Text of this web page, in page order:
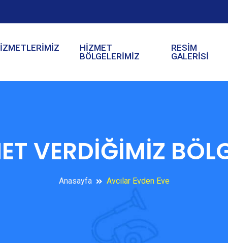
HİZMET
BÖLGELERİMİZ
RESİM
GALERİSİ
VERDİĞİMİZ
Anasayfa Avcılar Evden Eve